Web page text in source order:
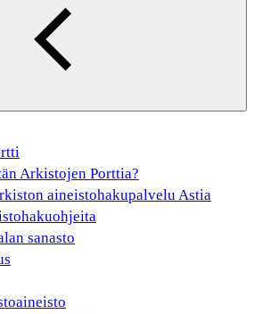
Arkistojen Porttia?
aineistohakupalvelu Astia
sanasto